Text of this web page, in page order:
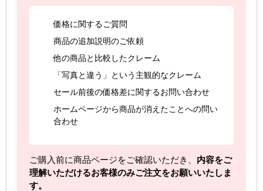
価格に関するご質問
商品の追加説明のご依頼
他の商品と比較したクレーム
「写真と違う」という主観的なクレーム
セール前後の価格差に関するお問い合わせ
ホームページから商品が消えたことへの問い
合わせ
ご購入前に商品ページをご確認いただき、 内容をご
理解いただけるお客様のみご注文をお願いいたしま
す。